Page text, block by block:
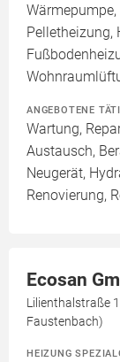
Pelletheizung,
ANGEBOTENE
Wartung,
Austausch,
Neugerät,
Renovierung,
Ecosan
Lilienthalstraße
Faustenbach)
HEIZUNG